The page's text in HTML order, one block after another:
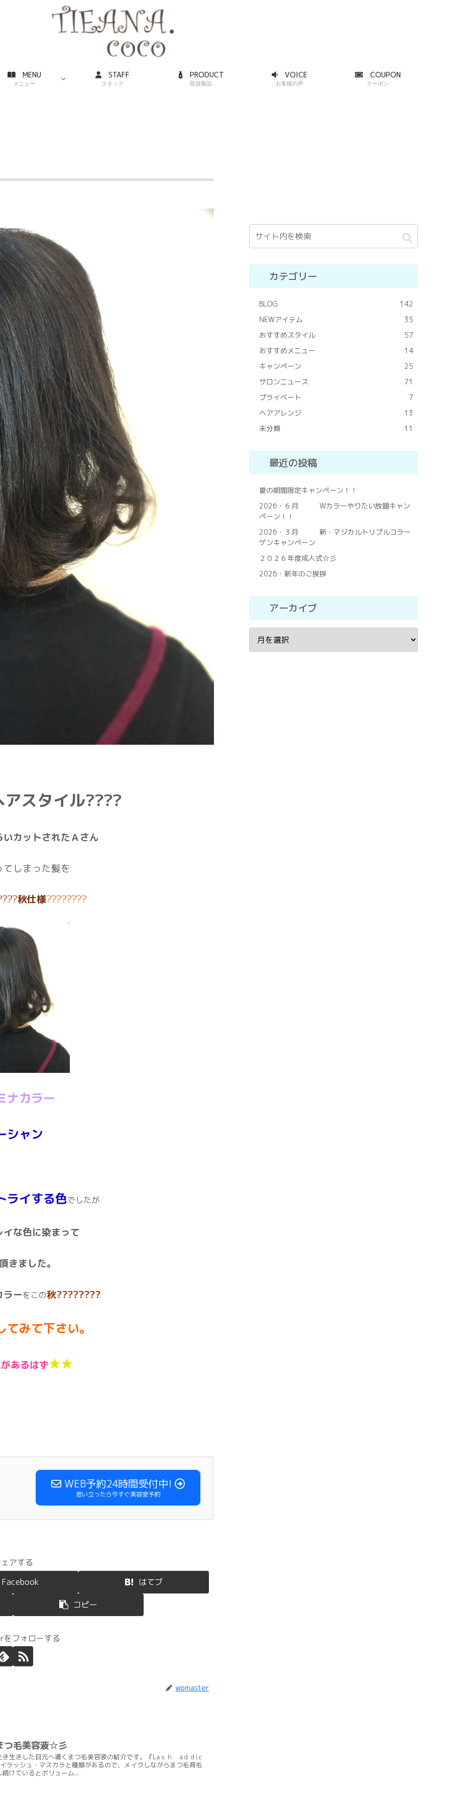
MENU
メニュー
STAFF
スタッフ
PRODUCT
取扱製品
VOICE
お客様の声
COUPON
クーポン
スタイル????
カットされたＡさん
しまった髪を
秋仕様????????
ナカラー
シャン
ライする色でしたが
な色に染まって
きました。
ラーをこの秋????????
みて下さい。
あるはず★★
WEB予約24時間受付中!
思い立ったら今すぐ美容室予約
アする
Facebook
はてブ
コピー
フォローする
wpmaster
つ毛美容液☆彡
生きした目元へ導くまつ毛美容液の紹介です。『Laｓｈ aｄｄiｃ
ラッシュ・マスカラと種類があるので、メイクしながらまつ毛育毛
けているとボリューム...
カテゴリー
BLOG
142
NEWアイテム
35
おすすめスタイル
57
おすすめメニュー
14
キャンペーン
25
サロンニュース
71
プライベート
7
ヘアアレンジ
13
未分類
11
最近の投稿
夏の期間限定キャンペーン！！
2026・６月 Wカラーやりたい放題キャン
ペーン！！
2026・３月 新・マジカルトリプルコラー
ゲンキャンペーン
２０２６年度成人式☆彡
2026・新年のご挨拶
アーカイブ